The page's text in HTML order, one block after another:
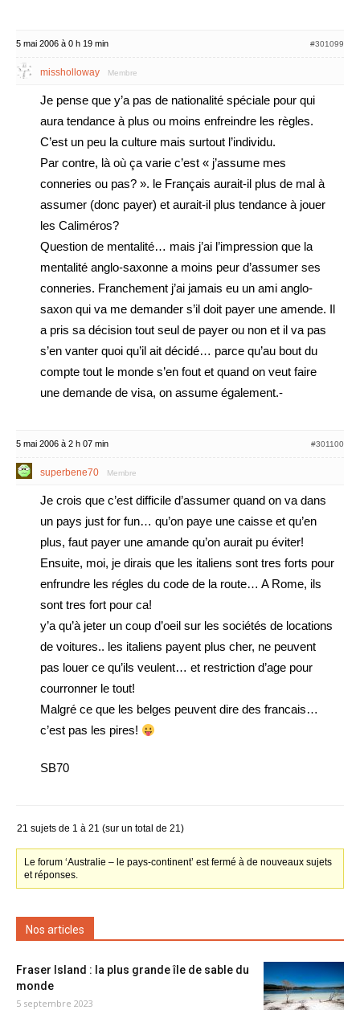
5 mai 2006 à 0 h 19 min #301099
missholloway Membre
Je pense que y’a pas de nationalité spéciale pour qui
aura tendance à plus ou moins enfreindre les règles.
C’est un peu la culture mais surtout l’individu.
Par contre, là où ça varie c’est « j’assume mes
conneries ou pas? ». le Français aurait-il plus de mal à
assumer (donc payer) et aurait-il plus tendance à jouer
les Caliméros?
Question de mentalité… mais j’ai l’impression que la
mentalité anglo-saxonne a moins peur d’assumer ses
conneries. Franchement j’ai jamais eu un ami anglo-
saxon qui va me demander s’il doit payer une amende. Il
a pris sa décision tout seul de payer ou non et il va pas
s’en vanter quoi qu’il ait décidé… parce qu’au bout du
compte tout le monde s’en fout et quand on veut faire
une demande de visa, on assume également.-
5 mai 2006 à 2 h 07 min #301100
superbene70 Membre
Je crois que c’est difficile d’assumer quand on va dans
un pays just for fun… qu’on paye une caisse et qu’en
plus, faut payer une amande qu’on aurait pu éviter!
Ensuite, moi, je dirais que les italiens sont tres forts pour
enfrundre les régles du code de la route… A Rome, ils
sont tres fort pour ca!
y’a qu’à jeter un coup d’oeil sur les sociétés de locations
de voitures.. les italiens payent plus cher, ne peuvent
pas louer ce qu’ils veulent… et restriction d’age pour
courronner le tout!
Malgré ce que les belges peuvent dire des francais…
c’est pas les pires!
SB70
21 sujets de 1 à 21 (sur un total de 21)
Le forum ‘Australie – le pays-continent’ est fermé à de nouveaux sujets
et réponses.
Nos articles
Fraser Island : la plus grande île de sable du
monde
5 septembre 2023